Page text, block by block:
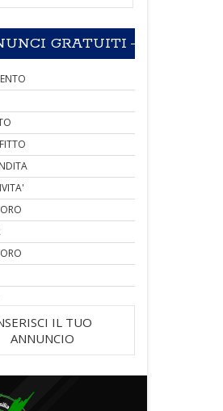
GRATUITI
IL TUO
ANNUNCIO